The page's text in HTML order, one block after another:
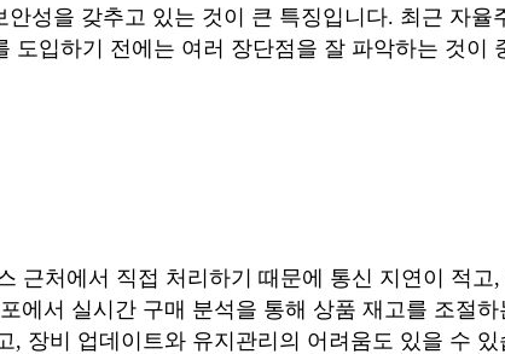
성을 갖추고 있는 것이 큰 특징입니다. 최근 자
입하기 전에는 여러 장단점을 잘 파악하는 것이
근처에서 직접 처리하기 때문에 통신 지연이 적
에서 실시간 구매 분석을 통해 상품 재고를 조절
장비 업데이트와 유지관리의 어려움도 있을 수 있